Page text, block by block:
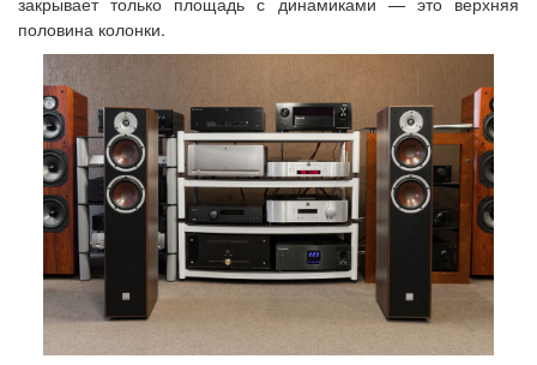
половина колонки.